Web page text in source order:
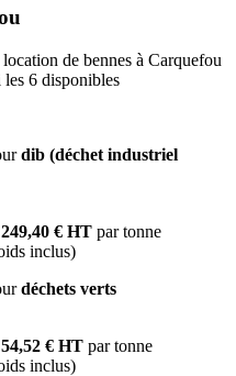
de bennes à Carquefou
6 disponibles
dib (déchet industriel
249,40 € HT par tonne
inclus)
déchets verts
54,52 € HT par tonne
inclus)